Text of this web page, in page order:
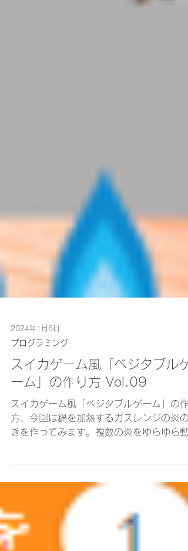
2024年1月6日
スイカゲーム風「ベジタブルゲ
ーム」の作り方 Vol.09
きを作ってみます。複数の炎をゆらゆら動
しますが、1つのプレハブから複数の炎の
ブジェクトを作成、それぞれ指定した角度
向け、大きさを変化させて動きを作ります